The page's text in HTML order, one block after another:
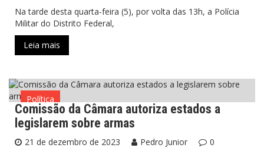
Na tarde desta quarta-feira (5), por volta das 13h, a Polícia
Militar do Distrito Federal,
Leia mais
Política
Comissão da Câmara autoriza estados a
legislarem sobre armas
21 de dezembro de 2023 Pedro Junior
0